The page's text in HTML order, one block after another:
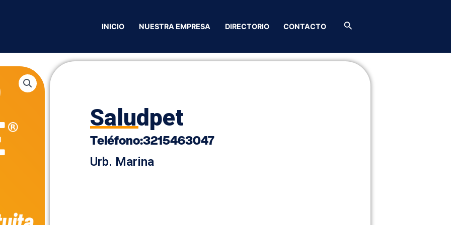
INICIO NUESTRA EMPRESA DIRECTORIO CONTACTO Buscar
Saludpet
Teléfono:3215463047
Urb. Marina